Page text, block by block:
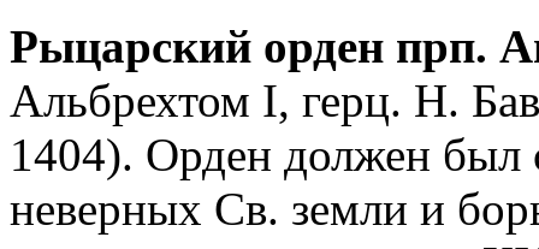
Рыцарский орден прп.
Альбрехтом I, герц. Н.
1404). Орден должен был
неверных Св. земли и